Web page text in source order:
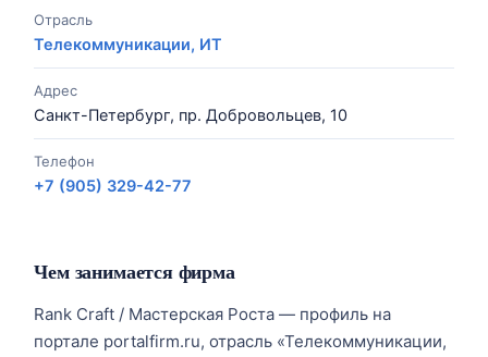
Отрасль
Телекоммуникации, ИТ
Адрес
Санкт-Петербург, пр. Добровольцев, 10
Телефон
+7 (905) 329-42-77
Чем занимается фирма
Rank Craft / Мастерская Роста — профиль на
портале portalfirm.ru, отрасль «Телекоммуникации,